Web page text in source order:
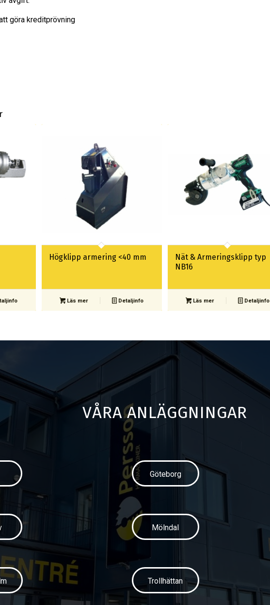
göra kreditprövning
Högklipp armering <40 mm
Läs mer Detaljinfo
Nät & Armeringsklipp typ
NB16
Läs mer Detaljinfo
VÅRA ANLÄGGNINGAR
Göteborg
Mölndal
Trollhättan